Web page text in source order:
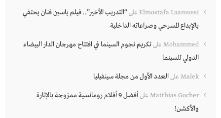
Elmostafa Laaroussi على“التدريب الأخير”.. فيلم ياسين فنان يحتفي
بالإبداع المسرحي وصراعاته الداخلية
Mohammed علىتكريم نجوم السينما في افتتاح مهرجان الدار البيضاء
الدولي للسينما
Malek علىالعدد الأول من مجلة سينفيليا
Matthias Gocher على
أفضل 9 أفلام رومانسية ممزوجة بالإثارة
والأكشن!